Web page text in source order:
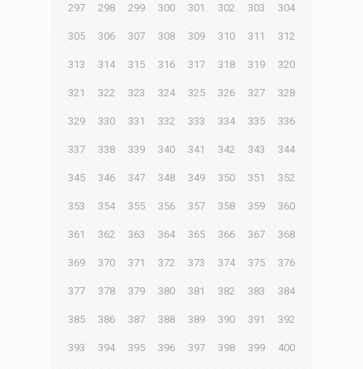
297 298 299 300 301 302 303 304
305 306 307 308 309 310 311 312
313 314 315 316 317 318 319 320
321 322 323 324 325 326 327 328
329 330 331 332 333 334 335 336
337 338 339 340 341 342 343 344
345 346 347 348 349 350 351 352
353 354 355 356 357 358 359 360
361 362 363 364 365 366 367 368
369 370 371 372 373 374 375 376
377 378 379 380 381 382 383 384
385 386 387 388 389 390 391 392
393 394 395 396 397 398 399 400